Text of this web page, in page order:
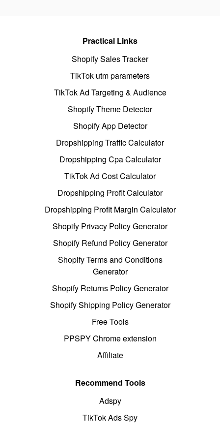
Practical Links
Shopify Sales Tracker
TikTok utm parameters
TikTok Ad Targeting & Audience
Shopify Theme Detector
Shopify App Detector
Dropshipping Traffic Calculator
Dropshipping Cpa Calculator
TikTok Ad Cost Calculator
Dropshipping Profit Calculator
Dropshipping Profit Margin Calculator
Shopify Privacy Policy Generator
Shopify Refund Policy Generator
Shopify Terms and Conditions
Generator
Shopify Returns Policy Generator
Shopify Shipping Policy Generator
Free Tools
PPSPY Chrome extension
Affiliate
Recommend Tools
Adspy
TikTok Ads Spy